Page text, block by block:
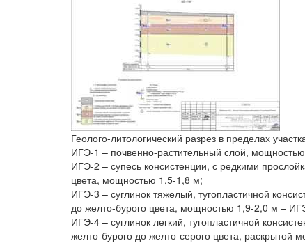
Геолого-литологический разрез в пределах
ИГЭ-1 – почвенно-растительный слой,
ИГЭ-2 – супесь консистенции, с редкими
цвета, мощностью 1,5-1,8 м;
ИГЭ-3 – суглинок тяжелый, тугопластичной
до желто-бурого цвета, мощностью 1,9-2,0 м –
ИГЭ-4 – суглинок легкий, тугопластичной
желто-бурого до желто-серого цвета, раскрытой